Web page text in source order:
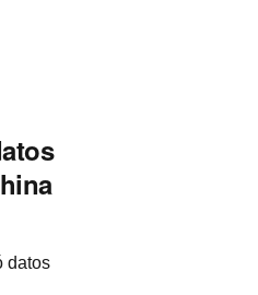
datos